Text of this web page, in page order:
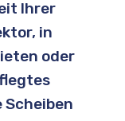
Ihrer
in
oder
Scheiben